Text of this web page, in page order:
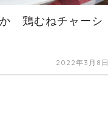
か 鶏むねチャーシ
2022年3月8日